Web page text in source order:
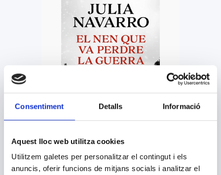
Consentiment Detalls Informació
Aquest lloc web utilitza cookies
Utilitzem galetes per personalitzar el contingut i els
anuncis, oferir funcions de mitjans socials i analitzar el
Un nen. Dos països. Dues
ideologies.